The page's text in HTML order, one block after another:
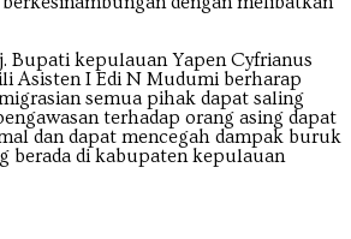
Timur
Bupati kepulauan Yapen Cyfrianus
Asisten I Edi N Mudumi berharap
semua pihak dapat saling
terhadap orang asing dapat
dan dapat mencegah dampak buruk
berada di kabupaten kepulauan